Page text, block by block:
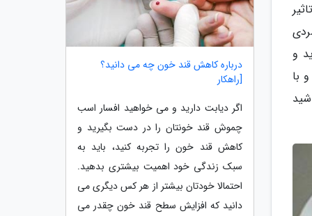
و
با
درباره کاهش قند خون چه می دانید؟
[راهکار
اگر دیابت دارید و می خواهید افسار اسب
چموش قند خونتان را در دست بگیرید و
کاهش قند خون را تجربه کنید، باید به
سبک زندگی خود اهمیت بیشتری بدهید.
احتمالا خودتان بیشتر از هر کس دیگری می
دانید که افزایش سطح قند خون چقدر می